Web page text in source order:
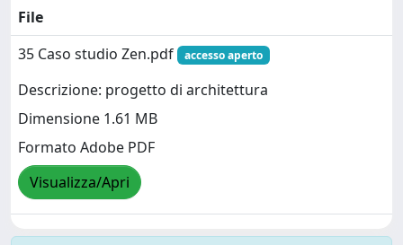
File
35 Caso studio Zen.pdf
accesso aperto
Descrizione: progetto di architettura
Dimensione 1.61 MB
Formato Adobe PDF
Visualizza/Apri